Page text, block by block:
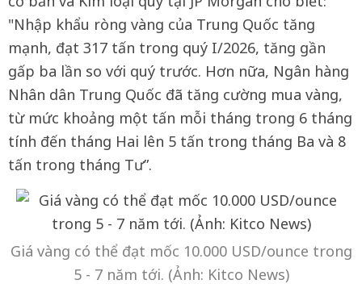
"Nhập khẩu ròng vàng của Trung Quốc tăng
mạnh, đạt 317 tấn trong quý I/2026, tăng gần
gấp ba lần so với quý trước. Hơn nữa, Ngân hàng
Nhân dân Trung Quốc đã tăng cường mua vàng,
từ mức khoảng một tấn mỗi tháng trong 6 tháng
tính đến tháng Hai lên 5 tấn trong tháng Ba và 8
tấn trong tháng Tư”.
Giá vàng có thể đạt mốc 10.000 USD/ounce trong
5 - 7 năm tới. (Ảnh: Kitco News)